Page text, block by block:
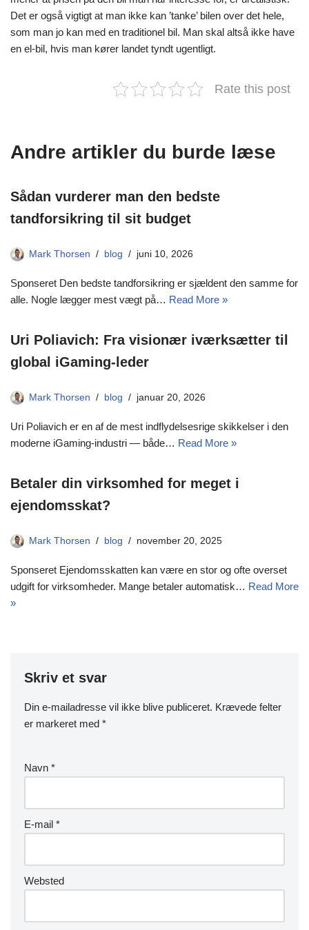
Det er også vigtigt at man ikke kan ’tanke’ bilen over det hele,
som man jo kan med en traditionel bil. Man skal altså ikke have
en el-bil, hvis man kører landet tyndt ugentligt.
Rate this post
Andre artikler du burde læse
Sådan vurderer man den bedste
tandforsikring til sit budget
Mark Thorsen blog juni 10, 2026
Sponseret Den bedste tandforsikring er sjældent den samme for
alle. Nogle lægger mest vægt på… Read More »
Uri Poliavich: Fra visionær iværksætter til
global iGaming-leder
Mark Thorsen blog januar 20, 2026
Uri Poliavich er en af de mest indflydelsesrige skikkelser i den
moderne iGaming-industri — både… Read More »
Betaler din virksomhed for meget i
ejendomsskat?
Mark Thorsen blog november 20, 2025
Sponseret Ejendomsskatten kan være en stor og ofte overset
udgift for virksomheder. Mange betaler automatisk… Read More
»
Skriv et svar
Din e-mailadresse vil ikke blive publiceret. Krævede felter
er markeret med *
Navn *
E-mail *
Websted